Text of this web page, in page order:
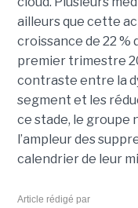
ailleurs que cette
croissance de 22 %
premier trimestre
contraste entre la
segment et les
ce stade, le groupe
l’ampleur des
calendrier de leur
Article rédigé par